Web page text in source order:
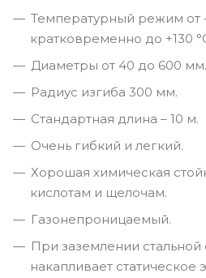
Температурный режим от -
кратковременно до +130
Диаметры от 40 до 600 мм.
Радиус изгиба 300 мм.
Стандартная длина – 10 м.
Очень гибкий и легкий.
Хорошая химическая
кислотам и щелочам.
Газонепроницаемый.
При заземлении стальной
накапливает статическое